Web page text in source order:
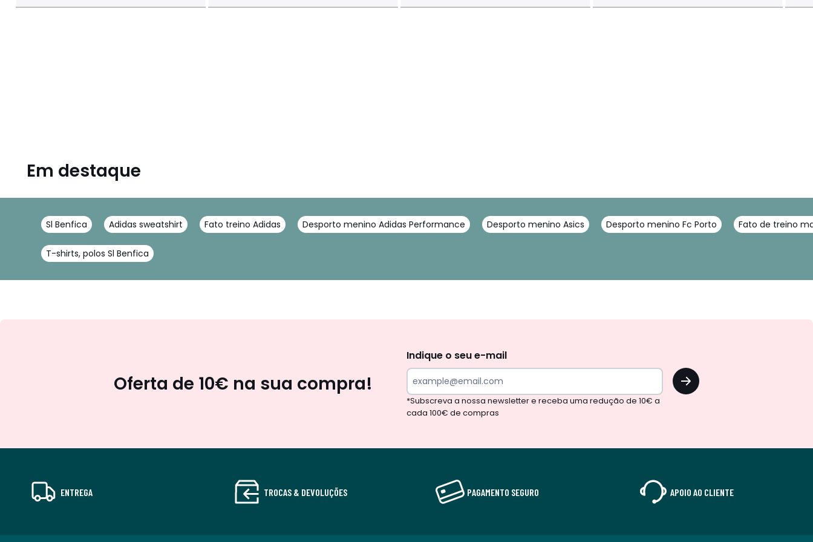
Em destaque
Sl Benfica Adidas sweatshirt Fato treino Adidas Desporto menino Adidas Performance Desporto menino Asics Desporto menino Fc Porto Fato de treino
T-shirts, polos Sl Benfica
Oferta de 10€ na sua compra!
Indique o seu e-mail
OK
*Subscreva a nossa newsletter e receba uma redução de 10€ a
cada 100€ de compras
ENTREGA TROCAS & DEVOLUÇÕES PAGAMENTO SEGURO APOIO AO CLIENTE